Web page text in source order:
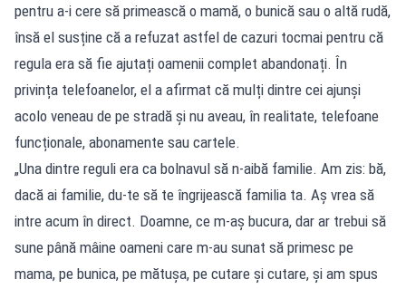
pentru a-i cere să primească o mamă, o bunică sau o altă rudă,
însă el susține că a refuzat astfel de cazuri tocmai pentru că
regula era să fie ajutați oamenii complet abandonați. În
privința telefoanelor, el a afirmat că mulți dintre cei ajunși
acolo veneau de pe stradă și nu aveau, în realitate, telefoane
funcționale, abonamente sau cartele.
„Una dintre reguli era ca bolnavul să n-aibă familie. Am zis: bă,
dacă ai familie, du-te să te îngrijească familia ta. Aș vrea să
intre acum în direct. Doamne, ce m-aș bucura, dar ar trebui să
sune până mâine oameni care m-au sunat să primesc pe
mama, pe bunica, pe mătușa, pe cutare și cutare, și am spus